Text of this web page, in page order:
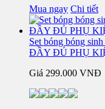
Mua ngay Chi tiết
Set bóng bóng
ĐẦY ĐỦ PHỤ
Giá 299.000 VNĐ